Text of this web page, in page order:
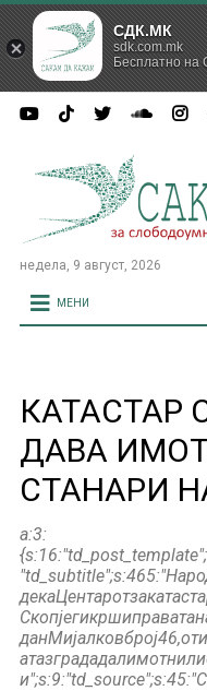
недела, 9 август, 2026
МЕНИ
КАТАСТАР
ДАВА
СТАНАРИ
a:3:
СДК.МК
sdk.com.mk
Бесплатно на